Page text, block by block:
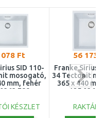
078 Ft
SID 110-
mosogató,
mm, fehér
KÉSZLET
56 173
Franke Sirius
34 Tectonit
365 x 440